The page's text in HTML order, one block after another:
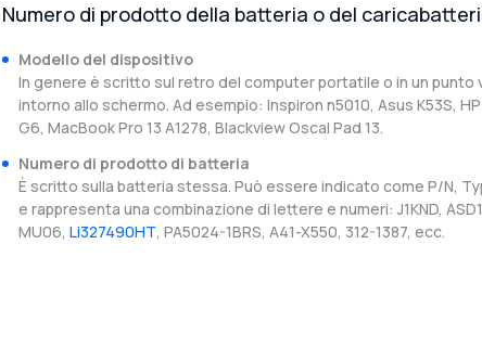
Numero di prodotto della batteria o del
Modello del dispositivo
In genere è scritto sul retro del computer portatile o in un punto
intorno allo schermo. Ad esempio: Inspiron n5010, Asus K53S,
G6, MacBook Pro 13 A1278, Blackview Oscal Pad 13.
Numero di prodotto di batteria
È scritto sulla batteria stessa. Può essere indicato come P/N,
e rappresenta una combinazione di lettere e numeri: J1KND,
MU06, Li327490HT, PA5024-1BRS, A41-X550, 312-1387, ecc.